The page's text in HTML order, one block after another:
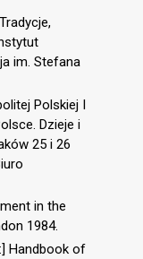
im. Stefana
Polskiej I
Dzieje i
25 i 26
in the
1984.
Handbook of